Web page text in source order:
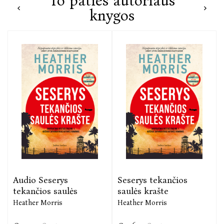
užkariavęs pasaulines knygų bestselerių viršūnes ir
iki šiol iš jų nesitraukiantis, išverstas į 51 kalbą ir
egzempliorių tiražu.
knygos
Audio Seserys
tekančios saulės
Heather Morris
Seserys tekančios
saulės krašte
Heather Morris